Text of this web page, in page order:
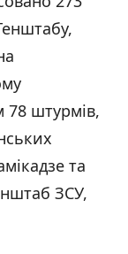
78 штурмів,
та
ЗСУ,